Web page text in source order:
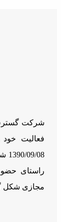
شرکت
فعالیت خود
راستای
مجازی شکل